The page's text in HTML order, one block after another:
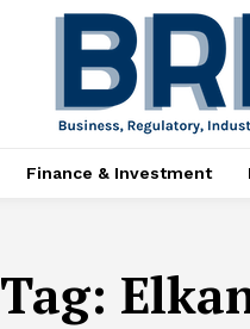
Finance & Investment
Tag: